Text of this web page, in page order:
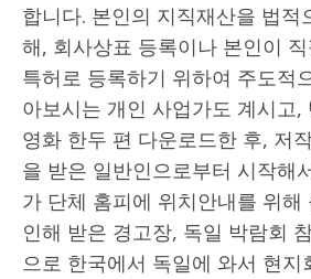
합니다. 본인의 지직재산을 법적
해, 회사상표 등록이나 본인이
특허로 등록하기 위하여 주도적
아보시는 개인 사업가도 계시고,
영화 한두 편 다운로드한 후, 저
을 받은 일반인으로부터 시작해
가 단체 홈피에 위치안내를 위해
인해 받은 경고장, 독일 박람회
으로 한국에서 독일에 와서 현지